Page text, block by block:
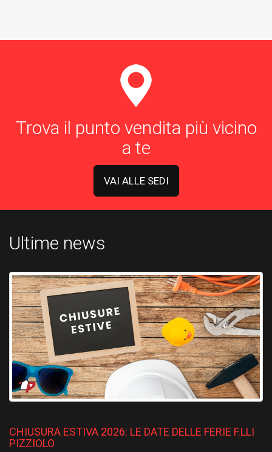
Trova il punto vendita più vicino
a te
VAI ALLE SEDI
Ultime news
CHIUSURA ESTIVA 2026: LE DATE DELLE FERIE F.LLI
PIZZIOLO